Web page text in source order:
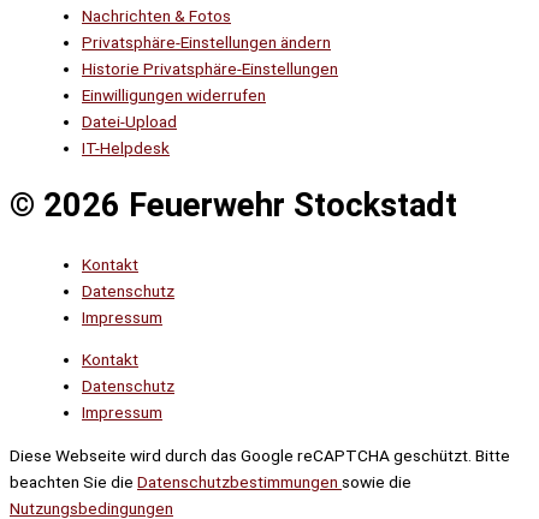
Nachrichten & Fotos
Privatsphäre-Einstellungen ändern
Historie Privatsphäre-Einstellungen
Einwilligungen widerrufen
Datei-Upload
IT-Helpdesk
© 2026 Feuerwehr Stockstadt
Kontakt
Datenschutz
Impressum
Kontakt
Datenschutz
Impressum
Diese Webseite wird durch das Google reCAPTCHA geschützt. Bitte
beachten Sie die Datenschutzbestimmungen sowie die
Nutzungsbedingungen